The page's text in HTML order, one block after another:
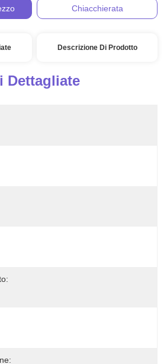
Chiacchierata
Descrizione Di Prodotto
Dettagliate